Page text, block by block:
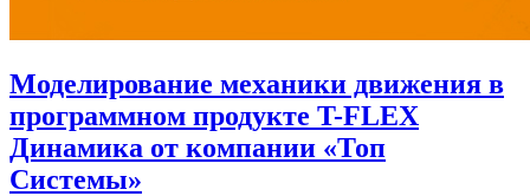
Моделирование механики движения в
программном продукте T-FLEX
Динамика от компании «Топ
Системы»